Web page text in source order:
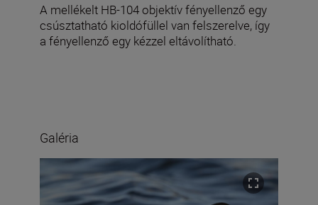
A mellékelt HB-104 objektív fényellenző egy
csúsztatható kioldófüllel van felszerelve, így
a fényellenző egy kézzel eltávolítható.
Galéria